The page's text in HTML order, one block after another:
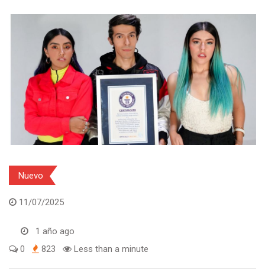
Nuevo
11/07/2025
1 año ago
0
823 Less than a minute